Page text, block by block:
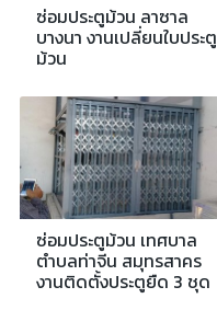
ซ่อมประตูม้วน ลาซาล
บางนา งานเปลี่ยนใบประตู
ม้วน
ซ่อมประตูม้วน เทศบาล
ตำบลท่าจีน สมุทรสาคร
งานติดตั้งประตูยืด 3 ชุด